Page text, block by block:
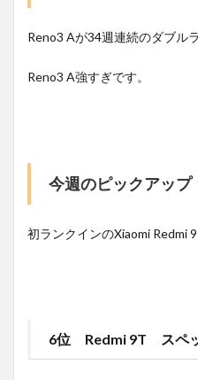
Reno3 Aが34週連続のダブル
Reno3 A強すぎです。
今週のピックアップ
初ランクインのXiaomi Redmi
6位 Redmi 9T スペ